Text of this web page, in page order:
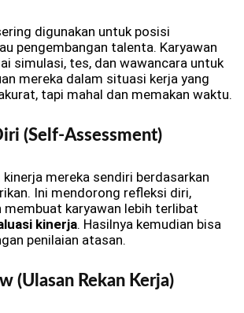
digunakan untuk posisi
pengembangan talenta. Karyawan
simulasi, tes, dan wawancara untuk
mereka dalam situasi kerja yang
tapi mahal dan memakan waktu.
(Self-Assessment)
mereka sendiri berdasarkan
Ini mendorong refleksi diri,
membuat karyawan lebih terlibat
kinerja. Hasilnya kemudian bisa
penilaian atasan.
(Ulasan Rekan Kerja)